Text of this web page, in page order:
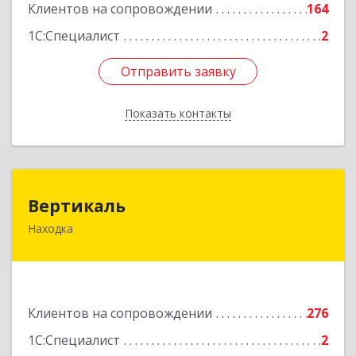
Клиентов на сопровождении
164
1С:Специалист
2
Отправить заявку
Показать контакты
Подробнее
Отправить заявку
Назад
Вертикаль
Находка
Клиентов на сопровождении
276
1С:Специалист
2